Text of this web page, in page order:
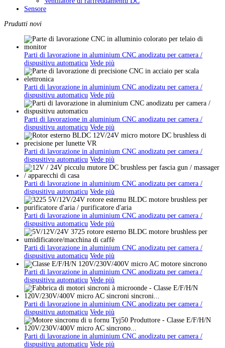
Sensore
Prudutti novi
Parti di lavorazione in aluminium CNC anodizatu per camera /
dispusitivu automaticu Vede più
Parti di lavorazione in aluminium CNC anodizatu per camera /
dispusitivu automaticu Vede più
Parti di lavorazione in aluminium CNC anodizatu per camera /
dispusitivu automaticu Vede più
Parti di lavorazione in aluminium CNC anodizatu per camera /
dispusitivu automaticu Vede più
Parti di lavorazione in aluminium CNC anodizatu per camera /
dispusitivu automaticu Vede più
Parti di lavorazione in aluminium CNC anodizatu per camera /
dispusitivu automaticu Vede più
Parti di lavorazione in aluminium CNC anodizatu per camera /
dispusitivu automaticu Vede più
Parti di lavorazione in aluminium CNC anodizatu per camera /
dispusitivu automaticu Vede più
Parti di lavorazione in aluminium CNC anodizatu per camera /
dispusitivu automaticu Vede più
Parti di lavorazione in aluminium CNC anodizatu per camera /
dispusitivu automaticu Vede più